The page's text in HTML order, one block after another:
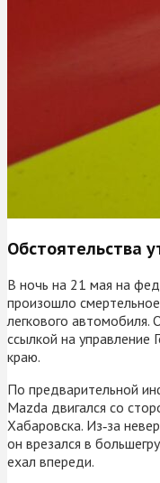
Обстоятельства
В ночь на 21 мая на
произошло
легкового
ссылкой на управление
краю.
По предварительной
Mazda двигался со
Хабаровска. Из‑за
он врезался в
ехал впереди.